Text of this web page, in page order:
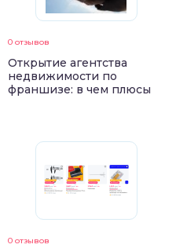
0 отзывов
Открытие агентства
недвижимости по
франшизе: в чем плюсы
0 отзывов